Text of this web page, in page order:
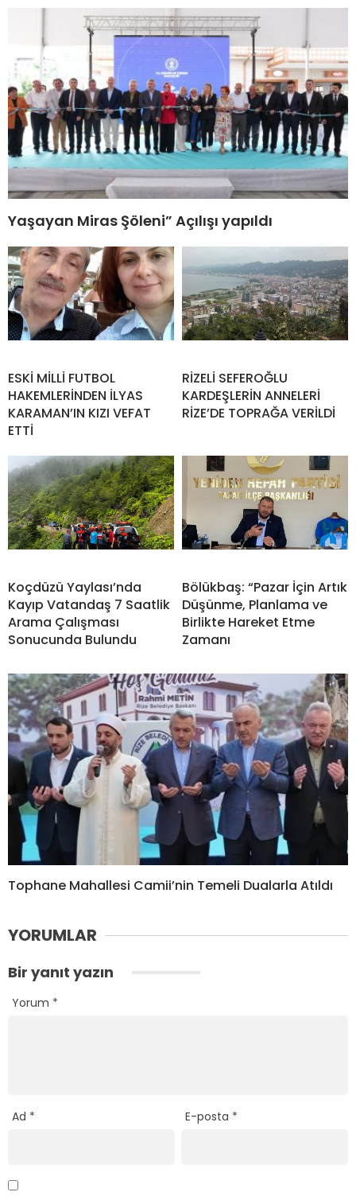
Yaşayan Miras Şöleni” Açılışı yapıldı
ESKİ MİLLİ FUTBOL
HAKEMLERİNDEN İLYAS
KARAMAN’IN KIZI VEFAT
ETTİ
RİZELİ SEFEROĞLU
KARDEŞLERİN ANNELERİ
RİZE’DE TOPRAĞA VERİLDİ
Koçdüzü Yaylası’nda
Kayıp Vatandaş 7 Saatlik
Arama Çalışması
Sonucunda Bulundu
Bölükbaş: “Pazar İçin Artık
Düşünme, Planlama ve
Birlikte Hareket Etme
Zamanı
Tophane Mahallesi Camii’nin Temeli Dualarla Atıldı
YORUMLAR
Bir yanıt yazın
Yorum *
Ad * E-posta *